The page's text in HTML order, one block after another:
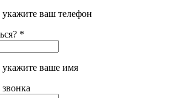
ваш телефон
*
ваше имя